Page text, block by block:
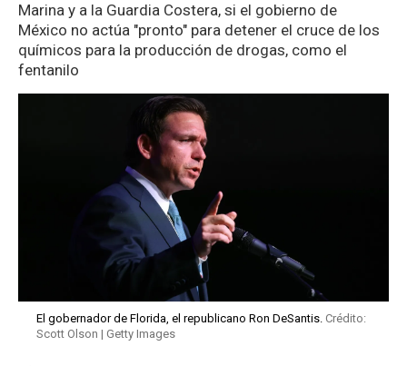
Marina y a la Guardia Costera, si el gobierno de
México no actúa "pronto" para detener el cruce de los
químicos para la producción de drogas, como el
fentanilo
El gobernador de Florida, el republicano Ron DeSantis. Crédito:
Scott Olson | Getty Images